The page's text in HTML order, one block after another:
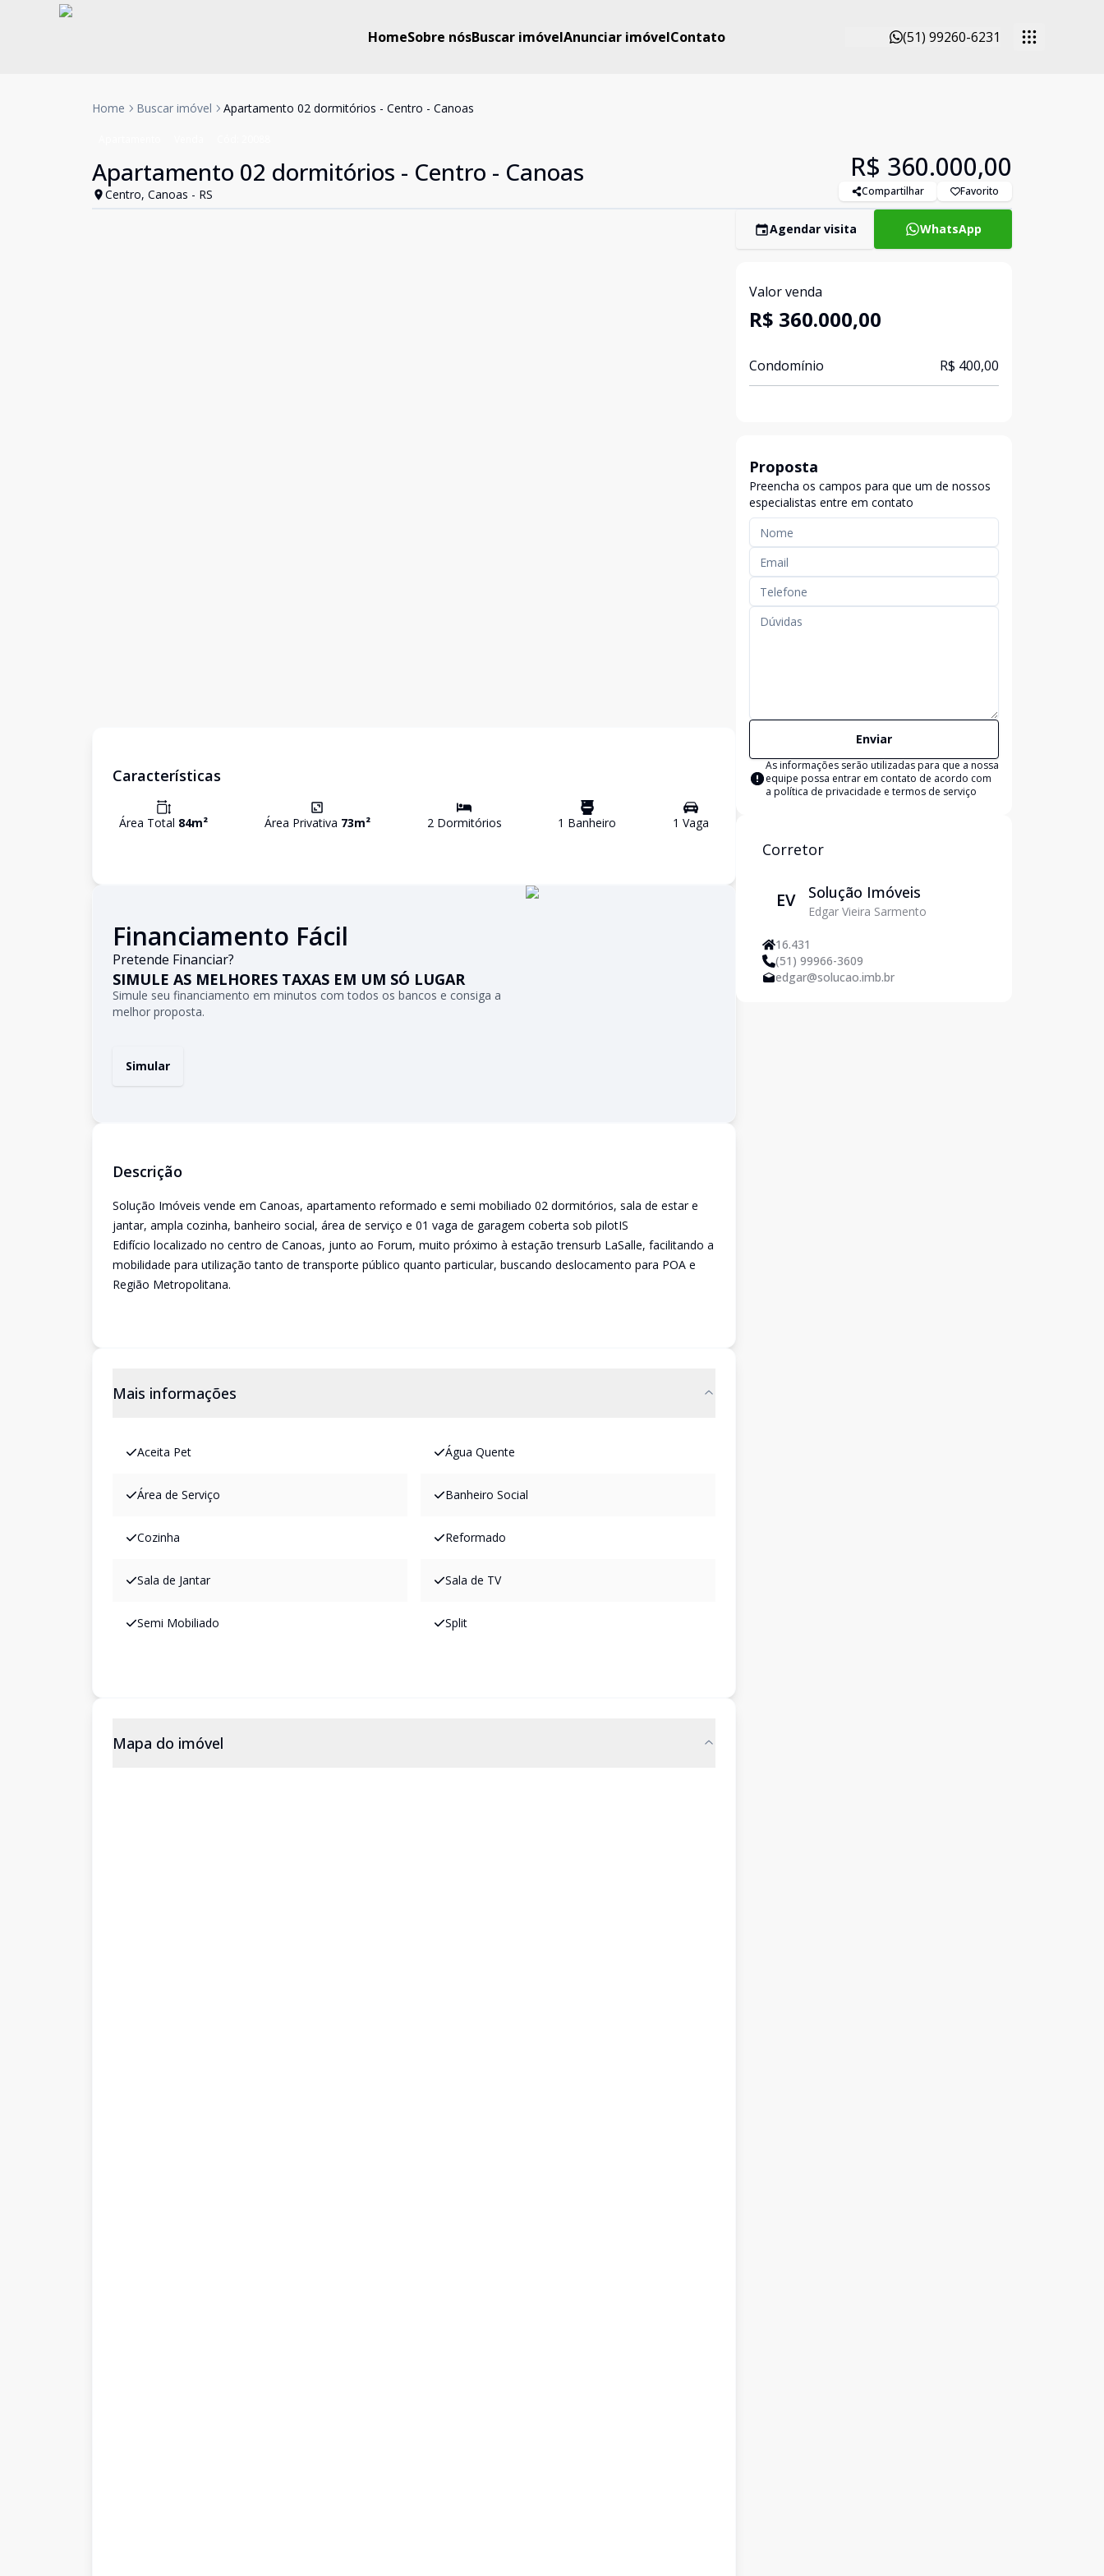
HomeSobre nósBuscar imóvelAnunciar imóvelContato (51) 99260-6231
Home Buscar imóvel Apartamento 02 dormitórios - Centro - Canoas
Apartamento 02 dormitórios - Centro - Canoas
Centro, Canoas - RS
R$ 360.000,00
Compartilhar Favorito
Características
Área Total 84m² Área Privativa 73m² 2Dormitórios 1 Banheiro 1 Vaga
Financiamento Fácil
Pretende Financiar?
SIMULE AS MELHORES TAXAS EM UM SÓ LUGAR
Simule seu financiamento em minutos com todos os bancos e consiga a
melhor proposta.
Simular
Descrição
Solução Imóveis vende em Canoas, apartamento reformado e semi mobiliado 02 dormitórios, sala de estar e
jantar, ampla cozinha, banheiro social, área de serviço e 01 vaga de garagem coberta sob pilotIS
Edifício localizado no centro de Canoas, junto ao Forum, muito próximo à estação trensurb LaSalle, facilitando a
mobilidade para utilização tanto de transporte público quanto particular, buscando deslocamento para POA e
Região Metropolitana.
Mais informações
Aceita Pet Água Quente
Área de Serviço Banheiro Social
Cozinha Reformado
Sala de Jantar Sala de TV
Semi Mobiliado Split
Mapa do imóvel
Agendar visita WhatsApp
Valor venda
R$ 360.000,00
Condomínio R$ 400,00
Proposta
Preencha os campos para que um de nossos
especialistas entre em contato
Enviar
As informações serão utilizadas para que a nossa
equipe possa entrar em contato de acordo com
a política de privacidade e termos de serviço
Corretor
EV Solução Imóveis
Edgar Vieira Sarmento
16.431
(51) 99966-3609
edgar@solucao.imb.br